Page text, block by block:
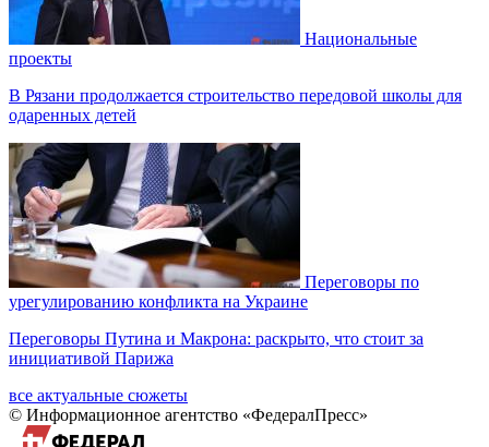
Национальные
проекты
В Рязани продолжается строительство передовой школы для
одаренных детей
Переговоры по
урегулированию конфликта на Украине
Переговоры Путина и Макрона: раскрыто, что стоит за
инициативой Парижа
все актуальные сюжеты
© Информационное агентство «ФедералПресс»